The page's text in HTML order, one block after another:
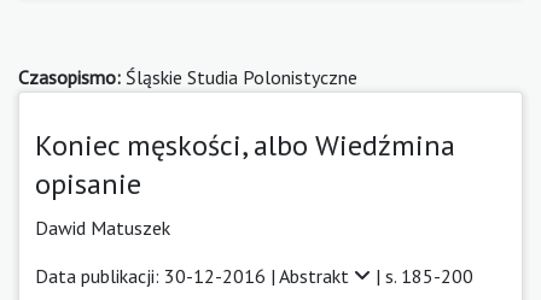
Czasopismo: Śląskie Studia Polonistyczne
Koniec męskości, albo Wiedźmina
opisanie
Dawid Matuszek
Data publikacji: 30-12-2016 | Abstrakt | s. 185-200